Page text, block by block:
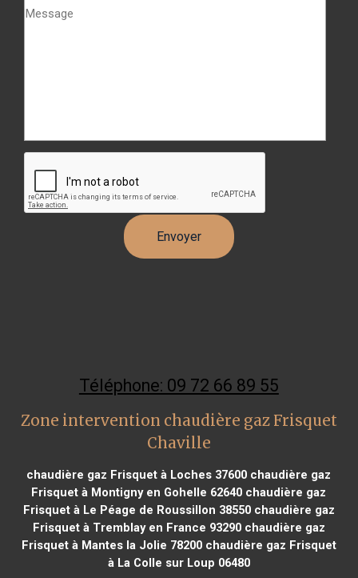
Téléphone: 09 72 66 89 55
Zone intervention chaudière gaz Frisquet
Chaville
chaudière gaz Frisquet à Loches 37600 chaudière gaz
Frisquet à Montigny en Gohelle 62640 chaudière gaz
Frisquet à Le Péage de Roussillon 38550chaudière gaz
Frisquet à Tremblay en France 93290chaudière gaz
Frisquet à Mantes la Jolie 78200chaudière gaz Frisquet
à La Colle sur Loup 06480